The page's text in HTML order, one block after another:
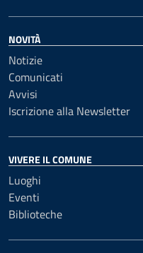
NOVITÀ
Notizie
Comunicati
Avvisi
Iscrizione alla Newsletter
VIVERE IL COMUNE
Luoghi
Eventi
Biblioteche